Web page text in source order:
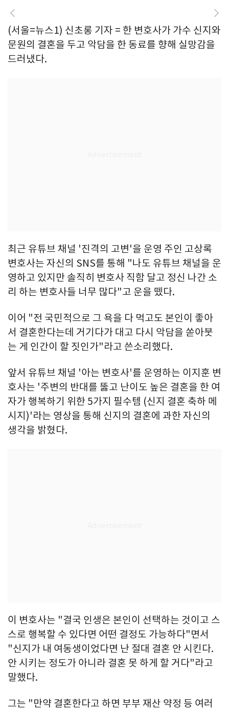
(서울=뉴스1) 신초롱 기자 = 한 변호사가 가수 신지와
문원의 결혼을 두고 악담을 한 동료를 향해 실망감을
드러냈다.
최근 유튜브 채널 '진격의 고변'을 운영 주인 고상록
변호사는 자신의 SNS를 통해 "나도 유튜브 채널을 운
영하고 있지만 솔직히 변호사 직함 달고 정신 나간 소
리 하는 변호사들 너무 많다"고 운을 뗐다.
이어 "전 국민적으로 그 욕을 다 먹고도 본인이 좋아
서 결혼한다는데 거기다가 대고 다시 악담을 쏟아붓
는 게 인간이 할 짓인가"라고 쓴소리했다.
앞서 유튜브 채널 '아는 변호사'를 운영하는 이지훈 변
호사는 '주변의 반대를 뚫고 난이도 높은 결혼을 한 여
자가 행복하기 위한 5가지 필수템 (신지 결혼 축하 메
시지)'라는 영상을 통해 신지의 결혼에 과한 자신의
생각을 밝혔다.
이 변호사는 "결국 인생은 본인이 선택하는 것이고 스
스로 행복할 수 있다면 어떤 결정도 가능하다"면서
"신지가 내 여동생이었다면 난 절대 결혼 안 시킨다.
안 시키는 정도가 아니라 결혼 못 하게 할 거다"라고
말했다.
그는 "만약 결혼한다고 하면 부부 재산 약정 등 여러